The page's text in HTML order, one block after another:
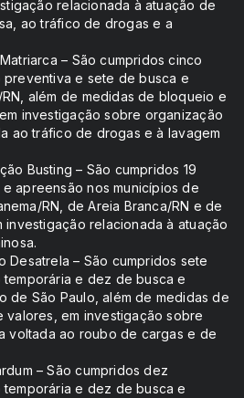
relacionada à atuação de
ao tráfico de drogas e a
– São cumpridos cinco
preventiva e sete de busca e
além de medidas de bloqueio e
investigação sobre organização
ao tráfico de drogas e à lavagem
Busting – São cumpridos 19
apreensão nos municípios de
RN, de Areia Branca/RN e de
investigação relacionada à atuação
Desatrela – São cumpridos sete
e dez de busca e
de São Paulo, além de medidas de
valores, em investigação sobre
voltada ao roubo de cargas e de
– São cumpridos dez
e dez de busca e